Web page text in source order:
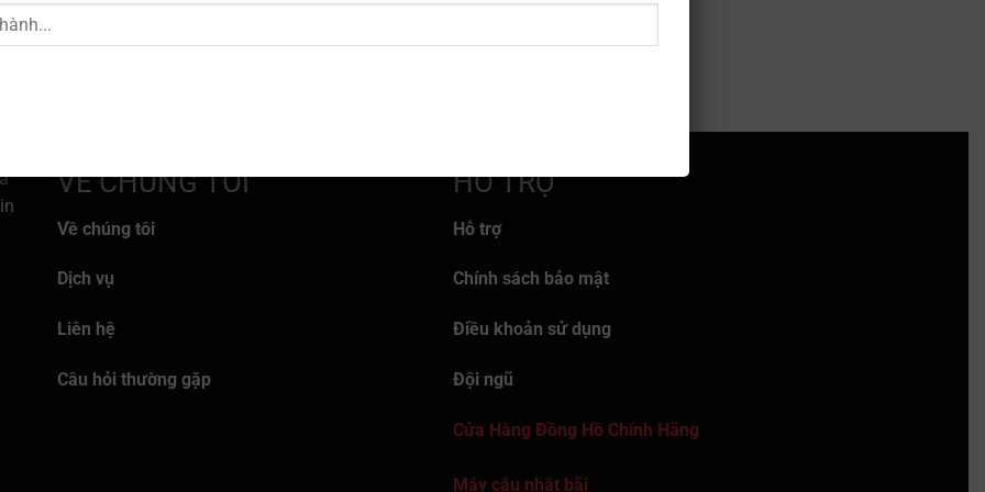
Mazda 2 Sedan Mazda 2 Sport
VỀ CHÚNG TÔI
Về chúng tôi
Dịch vụ
Liên hệ
Câu hỏi thường gặp
HỖ TRỢ
Hỗ trợ
Chính sách bảo mật
Điều khoản sử dụng
Đội ngũ
Cửa Hàng Đồng Hồ Chính Hãng
Máy câu nhật bãi